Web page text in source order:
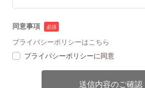
同意事項
プライバシーポリシーはこちら
プライバシーポリシーに同意